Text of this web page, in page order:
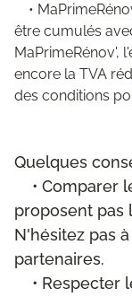
•
être cumulés
MaPrimeRénov',
encore la TVA
des conditions
Quelques
• Comparer
proposent pas
N'hésitez pas
partenaires.
• Respecter